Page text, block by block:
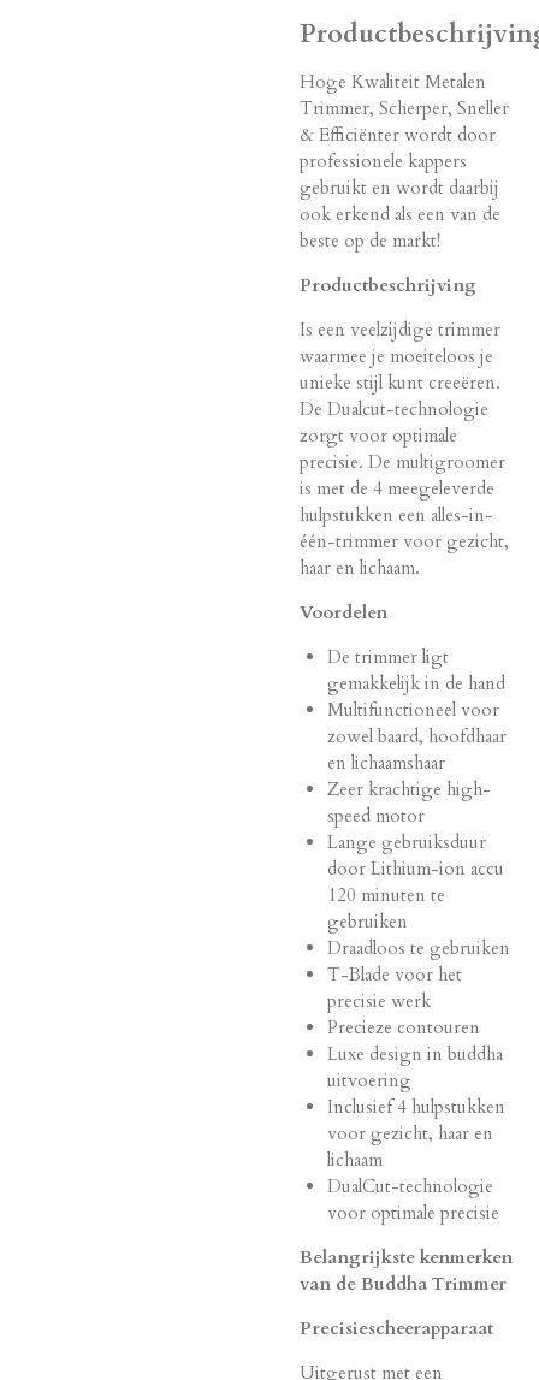
Hoge Kwaliteit Metalen
Trimmer, Scherper, Sneller
& Efficiënter wordt door
professionele kappers
gebruikt en wordt daarbij
ook erkend als een van de
beste op de markt!
Productbeschrijving
Is een veelzijdige trimmer
waarmee je moeiteloos je
unieke stijl kunt creeëren.
De Dualcut-technologie
zorgt voor optimale
precisie. De multigroomer
is met de 4 meegeleverde
hulpstukken een alles-in-
één-trimmer voor gezicht,
haar en lichaam.
Voordelen
De trimmer ligt
gemakkelijk in de hand
Multifunctioneel voor
zowel baard, hoofdhaar
en lichaamshaar
Zeer krachtige high-
speed motor
Lange gebruiksduur
door Lithium-ion accu
120 minuten te
gebruiken
Draadloos te gebruiken
T-Blade voor het
precisie werk
Precieze contouren
Luxe design in buddha
uitvoering
Inclusief 4 hulpstukken
voor gezicht, haar en
lichaam
DualCut-technologie
voor optimale precisie
Belangrijkste kenmerken
van de Buddha Trimmer
Precisiescheerapparaat
Uitgerust met een